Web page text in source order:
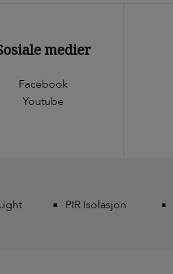
medier
Facebook
Youtube
PIR Isolasjon